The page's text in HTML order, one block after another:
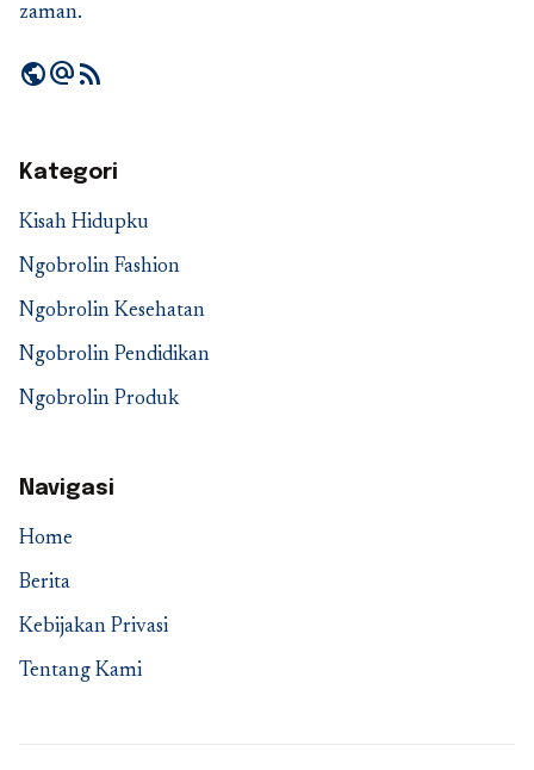
zaman.
publicalternate_emailrss_feed
Kategori
Kisah Hidupku
Ngobrolin Fashion
Ngobrolin Kesehatan
Ngobrolin Pendidikan
Ngobrolin Produk
Navigasi
Home
Berita
Kebijakan Privasi
Tentang Kami